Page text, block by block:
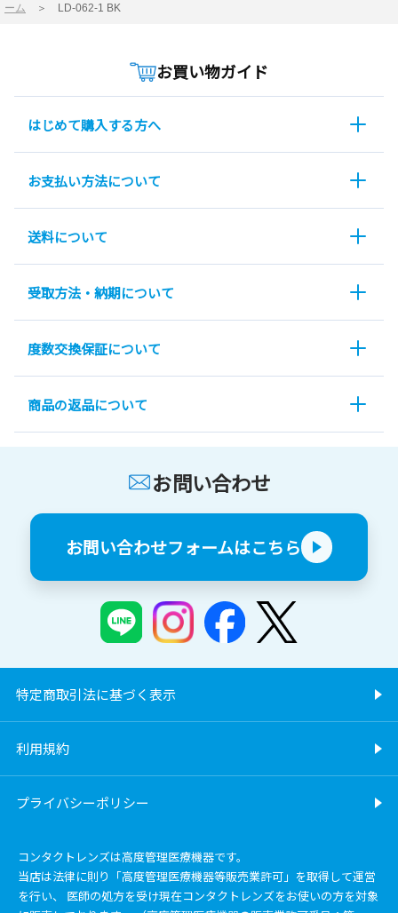
ーム
＞ LD-062-1 BK
お買い物ガイド
はじめて購入する方へ
お支払い方法について
送料について
受取方法・納期について
度数交換保証について
商品の返品について
お問い合わせ
お問い合わせフォームはこちら
特定商取引法に基づく表示
利用規約
プライバシーポリシー
コンタクトレンズは高度管理医療機器です。
当店は法律に則り「高度管理医療機器等販売業許可」を取得して運営
を行い、 医師の処方を受け現在コンタクトレンズをお使いの方を対象